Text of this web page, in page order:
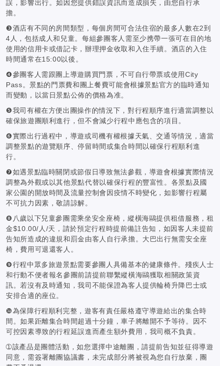
誤，影響出行。如因您提供錯誤資訊而造成損失，由您自行承
擔。
❸酒店有不同的房間類型，每個房間可合法住宿的最多人數在2到
4人，包括成人和兒童。每組參團客人需至少携帶一張可在目的地
使用的信用卡或借記卡，辦理押金收取和入住手續。酒店的入住
時間通常在15:00以後。
❹參團客人需跟團上導遊購買門票，不可自行帶票或使用City
Pass。景點的門票費和團上餐費可能會根據景點官方的臨時通知
而變動，以當日景點公佈的價格為准。
❺我司有權在方便出團操作的情況下，對行程順序進行適當調整以
確保旅遊團順利進行，但不會減少行程中應包含的項目。
❻實際出行過程中，導遊或司機有權根據天氣、交通等情況，適當
調整景點的遊覽順序、停留時間或集合時間以確保行程順利進
行。
❼如遇景點臨時關閉或節假日導致無法參觀，導遊會根據實際情況
調整為外觀或以其他景點代替以確保行程的豐富性。各景點及國
家公園的開放時間及流量控制會因疫情不時變化，如影響行程屬
不可抗力因素，敬請諒解。
❽八歲以下兒童參團需乘坐安全座椅，縱橫海鷗提供租借服務，租
金$10.00/人/天，請於預定行程時提前備註告知，如因客人未提前
告知所造成的違規和罰金由客人自行承擔。大巴出行無需安全座
椅，費用可退還客人。
❾行程中眾多旅遊景點需要參團人具備基本的健康條件。殘疾人士
和行動不便者報名參團前請提前聯繫縱橫海鷗獲取相關政策資
訊。若沒有及時通知，我司不能保證為客人提供輪椅升降巴士或
安排合適的座位。
❿為保障行程順利完整，遊客有責任嚴格遵守導遊給出的集合時
間。如果距離集合時間超過十分鐘，車子將離開不予等待。因不
可控因素導致的行程延誤進而產生額外費用，我司概不負責。
➀該產品是團體活動，如您選擇中途離團，請提前告知並征得導遊
同意，需簽署離團協議書，未完成部分將被視為您自行放棄，團